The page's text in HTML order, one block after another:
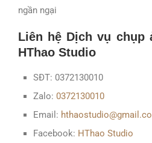
ngần ngại
Liên hệ Dịch vụ chụp
HThao Studio
SĐT: 0372130010
Zalo: 0372130010
Email:
Facebook: HThao Studio